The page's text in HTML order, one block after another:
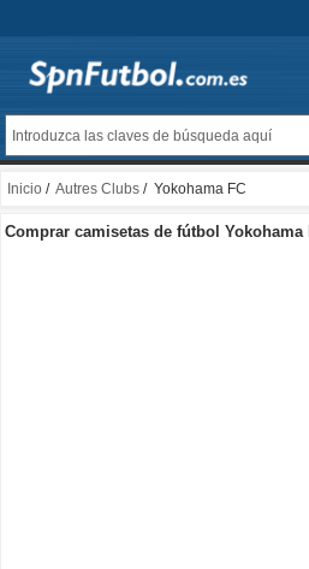
Inicio / Autres Clubs / Yokohama FC
Comprar camisetas de fútbol Yokohama